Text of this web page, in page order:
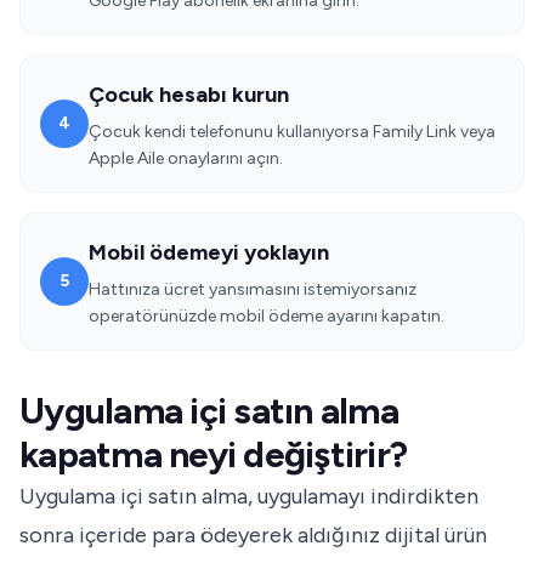
4
Çocuk hesabı kurun
Çocuk kendi telefonunu kullanıyorsa Family Link veya
Apple Aile onaylarını açın.
5
Mobil ödemeyi yoklayın
Hattınıza ücret yansımasını istemiyorsanız
operatörünüzde mobil ödeme ayarını kapatın.
Uygulama içi satın alma
kapatma neyi değiştirir?
Uygulama içi satın alma, uygulamayı indirdikten
sonra içeride para ödeyerek aldığınız dijital ürün